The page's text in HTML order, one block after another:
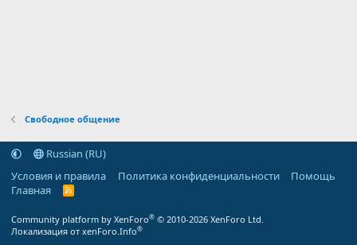
Свободное общение
Russian (RU)
Условия и правила
Политика конфиденциальности
Помощь
Главная
R
Community platform by XenForo® © 2010-2026 XenForo Ltd.
Локализация от xenForo.Info®